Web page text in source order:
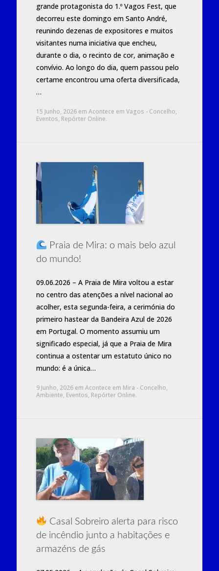
grande protagonista do 1.º Vagos Fest, que
decorreu este domingo em Santo André,
reunindo dezenas de expositores e muitos
visitantes numa iniciativa que encheu,
durante o dia, o recinto de cor, animação e
convívio. Ao longo do dia, quem passou pelo
certame encontrou uma oferta diversificada,
…
15 Junho, 2026em Acontece em Vagos - Concelho,
Eventos, Repórter Online.
Praia de Mira: o mais belo azul
do mundo!
09.06.2026 – A Praia de Mira voltou a estar
no centro das atenções a nível nacional ao
acolher, esta segunda-feira, a cerimónia do
primeiro hastear da Bandeira Azul de 2026
em Portugal. O momento assumiu um
significado especial, já que a Praia de Mira
continua a ostentar um estatuto único no
mundo: é a única…
9 Junho, 2026em Acontece em Mira - Concelho,
Ambiente, Eventos, Repórter Online.
Casal Sobreiro alerta para risco
de incêndio junto a habitações e
armazéns de gás